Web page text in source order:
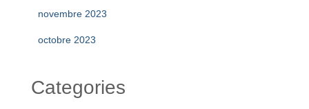
novembre 2023
octobre 2023
Categories